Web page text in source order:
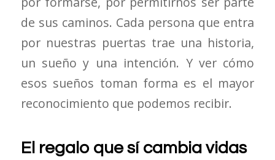
de sus caminos. Cada persona que entra
por nuestras puertas trae una historia,
un sueño y una intención. Y ver cómo
esos sueños toman forma es el mayor
reconocimiento que podemos recibir.
El regalo que sí cambia vidas